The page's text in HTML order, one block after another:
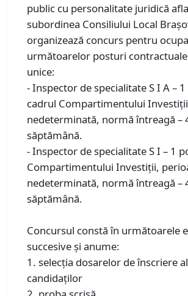
public cu personalitate juridică
subordinea Consiliului Local
organizează concurs pentru
următoarelor posturi
unice:
- Inspector de specialitate S I A –
cadrul Compartimentului
nedeterminată, normă întreagă –
săptămână.
- Inspector de specialitate S I – 1
Compartimentului Investiții,
nedeterminată, normă întreagă –
săptămână.
Concursul constă în următoarele
succesive şi anume:
1. selecţia dosarelor de înscriere
candidaţilor